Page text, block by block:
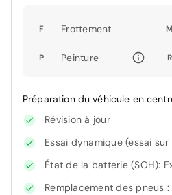
F Frottement M
P Peinture R
Préparation du véhicule en
Révision à jour
Essai dynamique (essai
État de la batterie (SOH):
Remplacement des pneus